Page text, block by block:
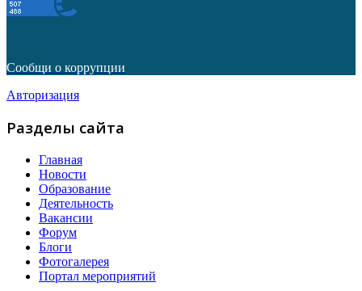
Сообщи о коррупции
Авторизация
Разделы сайта
Главная
Новости
Образование
Деятельность
Вакансии
Форум
Блоги
Фотогалерея
Портал мероприятий